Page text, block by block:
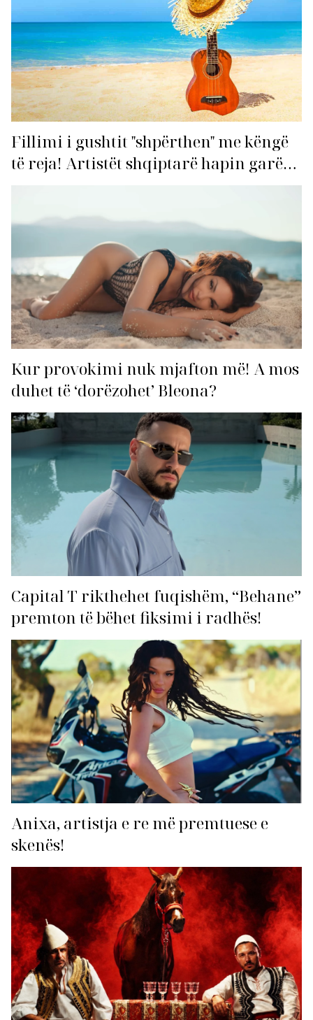
Fillimi i gushtit "shpërthen" me këngë
të reja! Artistët shqiptarë hapin garën
Kur provokimi nuk mjafton më! A mos
duhet të ‘dorëzohet’ Bleona?
Capital T rikthehet fuqishëm, “Behane”
premton të bëhet fiksimi i radhës!
Anixa, artistja e re më premtuese e
skenës!